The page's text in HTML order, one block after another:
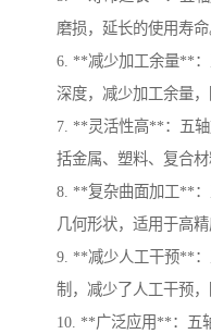
磨损，延长的使用寿命
6. **减少加工余量**：
深度，减少加工余量，
7. **灵活性高**：五
括金属、塑料、复合材
8. **复杂曲面加工**
几何形状，适用于高精
9. **减少人工干预**
制，减少了人工干预，
10. **广泛应用**：五